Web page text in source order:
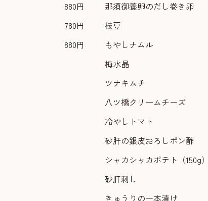
880円
780円
880円
那須御養卵のだし巻き卵
枝豆
もやしナムル
梅水晶
ツナキムチ
八ツ橋クリームチーズ
冷やしトマト
砂肝の銀皮おろしポン酢
シャカシャカポテト（150g
砂肝刺し
きゅうりの一本漬け